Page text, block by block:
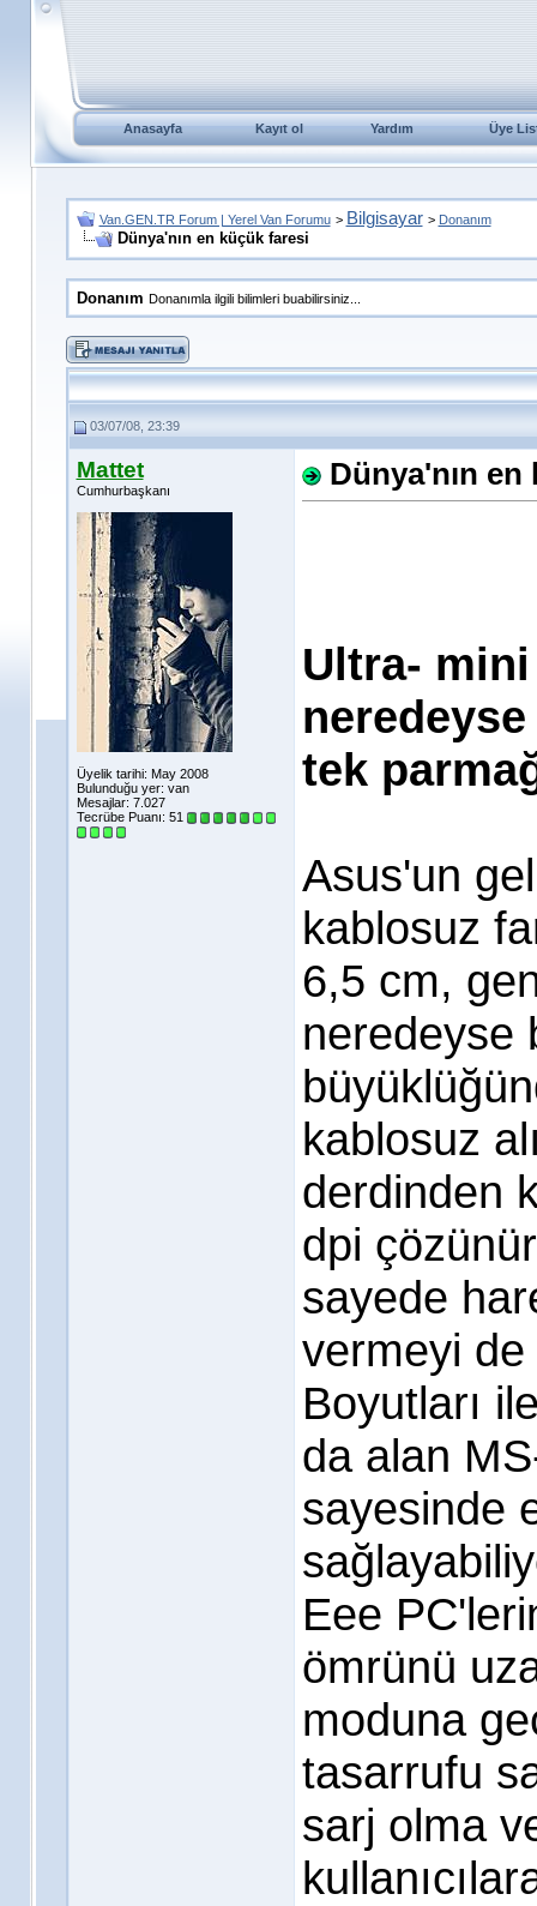
Anasayfa Kayıt ol Yardım Üye
Van.GEN.TR Forum | Yerel Van Forumu > Bilgisayar > Donanım
Dünya'nın en küçük faresi
Donanım Donanımla ilgili bilimleri buabilirsiniz...
03/07/08, 23:39
Mattet
Cumhurbaşkanı
Üyelik tarihi: May 2008
Bulunduğu yer: van
Mesajlar: 7.027
Tecrübe Puanı: 51
Dünya'nın
Ultra-
tek
Asus'un
kablosuz
6,5 cm,
neredeyse
kablosuz
derdinden
dpi
sayede
vermeyi de
Boyutları
da alan
sayesinde
Eee
ömrünü
moduna
tasarrufu
sarj olma